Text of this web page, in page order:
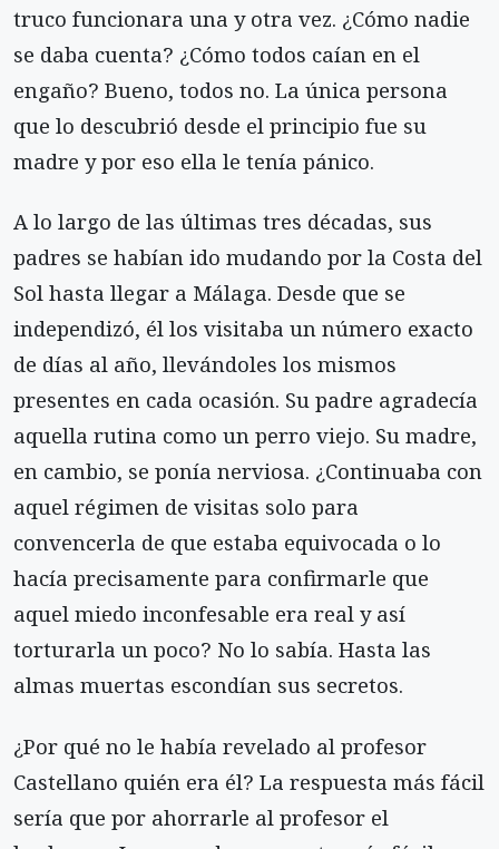
truco funcionara una y otra vez. ¿Cómo nadie
se daba cuenta? ¿Cómo todos caían en el
engaño? Bueno, todos no. La única persona
que lo descubrió desde el principio fue su
madre y por eso ella le tenía pánico.
A lo largo de las últimas tres décadas, sus
padres se habían ido mudando por la Costa del
Sol hasta llegar a Málaga. Desde que se
independizó, él los visitaba un número exacto
de días al año, llevándoles los mismos
presentes en cada ocasión. Su padre agradecía
aquella rutina como un perro viejo. Su madre,
en cambio, se ponía nerviosa. ¿Continuaba con
aquel régimen de visitas solo para
convencerla de que estaba equivocada o lo
hacía precisamente para confirmarle que
aquel miedo inconfesable era real y así
torturarla un poco? No lo sabía. Hasta las
almas muertas escondían sus secretos.
¿Por qué no le había revelado al profesor
Castellano quién era él? La respuesta más fácil
sería que por ahorrarle al profesor el